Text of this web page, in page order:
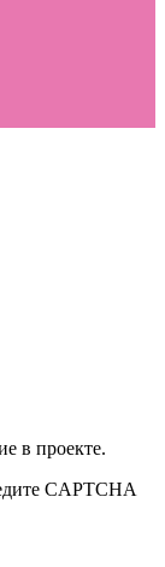
в проекте.
CAPTCHA